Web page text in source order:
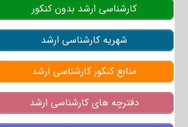
کارشناسی ارشد بدون کنکور
شهریه کارشناسی ارشد
منابع کنکور کارشناسی ارشد
دفترچه های کارشناسی ارشد